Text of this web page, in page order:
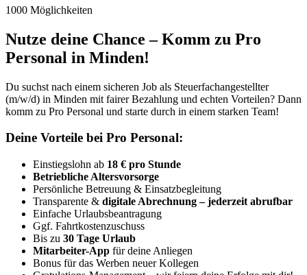
1000 Möglichkeiten
Nutze deine Chance – Komm zu Pro
Personal in Minden!
Du suchst nach einem sicheren Job als Steuerfachangestellter
(m/w/d) in Minden mit fairer Bezahlung und echten Vorteilen? Dann
komm zu Pro Personal und starte durch in einem starken Team!
Deine Vorteile bei Pro Personal:
Einstiegslohn ab 18 € pro Stunde
Betriebliche Altersvorsorge
Persönliche Betreuung & Einsatzbegleitung
Transparente & digitale Abrechnung – jederzeit abrufbar
Einfache Urlaubsbeantragung
Ggf. Fahrtkostenzuschuss
Bis zu 30 Tage Urlaub
Mitarbeiter-App für deine Anliegen
Bonus für das Werben neuer Kollegen